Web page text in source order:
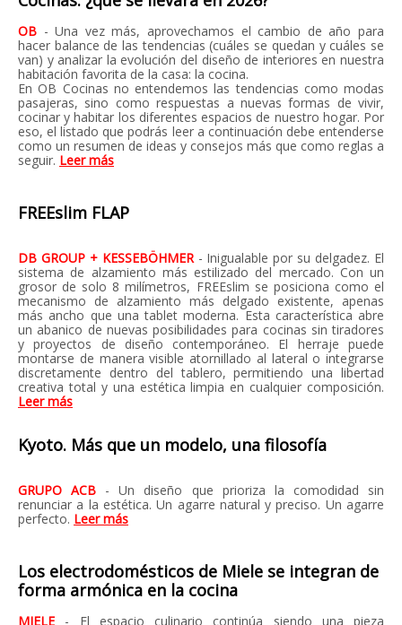
OB -Una vez más, aprovechamos el cambio de año para
hacer balance de las tendencias (cuáles se quedan y cuáles se
van) y analizar la evolución del diseño de interiores en nuestra
habitación favorita de la casa: la cocina.
En OB Cocinas no entendemos las tendencias como modas
pasajeras, sino como respuestas a nuevas formas de vivir,
cocinar y habitar los diferentes espacios de nuestro hogar. Por
eso, el listado que podrás leer a continuación debe entenderse
como un resumen de ideas y consejos más que como reglas a
seguir. Leer más
FREEslim FLAP
DB GROUP + KESSEBÖHMER - Inigualable por su delgadez. El
sistema de alzamiento más estilizado del mercado. Con un
grosor de solo 8 milímetros, FREEslim se posiciona como el
mecanismo de alzamiento más delgado existente, apenas
más ancho que una tablet moderna. Esta característica abre
un abanico de nuevas posibilidades para cocinas sin tiradores
y proyectos de diseño contemporáneo. El herraje puede
montarse de manera visible atornillado al lateral o integrarse
discretamente dentro del tablero, permitiendo una libertad
creativa total y una estética limpia en cualquier composición.
Leer más
Kyoto. Más que un modelo, una filosofía
GRUPO ACB - Un diseño que prioriza la comodidad sin
renunciar a la estética. Un agarre natural y preciso. Un agarre
perfecto. Leer más
Los electrodomésticos de Miele se integran de
forma armónica en la cocina
MIELE - El espacio culinario continúa siendo una pieza